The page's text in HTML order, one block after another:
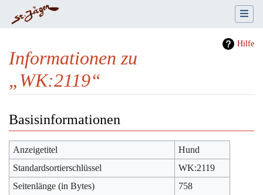
Hilfe
Informationen zu
„WK:2119“
Basisinformationen
Anzeigetitel
Hund
Standardsortierschlüssel
WK:2119
Seitenlänge (in Bytes)
758